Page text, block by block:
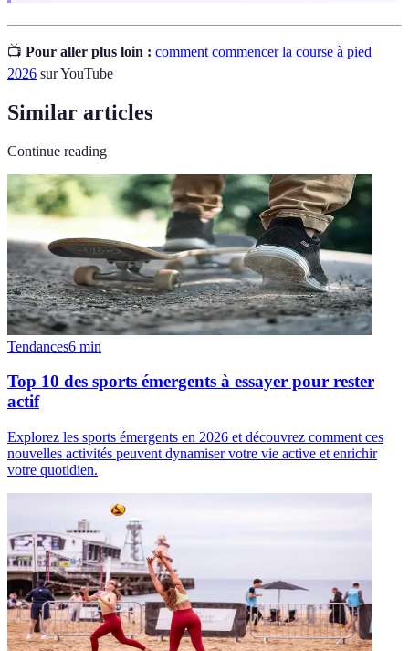
📺 Pour aller plus loin : comment commencer la course à pied
2026 sur YouTube
Similar articles
Continue reading
Tendances6 min
Top 10 des sports émergents à essayer pour rester
actif
Explorez les sports émergents en 2026 et découvrez comment ces
nouvelles activités peuvent dynamiser votre vie active et enrichir
votre quotidien.